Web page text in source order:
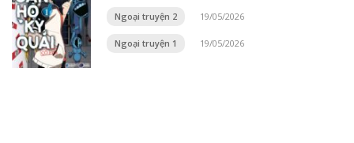
Ngoại truyện 2 19/05/2026
Ngoại truyện 1 19/05/2026